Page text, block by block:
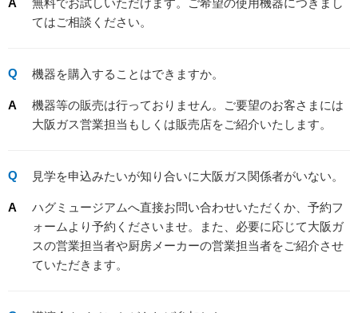
無料でお試しいただけます。ご希望の使用機器につきまし
てはご相談ください。
機器を購入することはできますか。
機器等の販売は行っておりません。ご要望のお客さまには
大阪ガス営業担当もしくは販売店をご紹介いたします。
見学を申込みたいが知り合いに大阪ガス関係者がいない。
ハグミュージアムへ直接お問い合わせいただくか、予約フ
ォームより予約くださいませ。また、必要に応じて大阪ガ
スの営業担当者や厨房メーカーの営業担当者をご紹介させ
ていただきます。